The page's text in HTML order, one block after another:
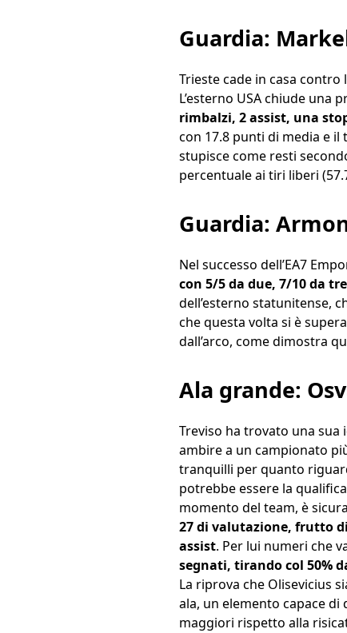
Guardia:
Trieste cade in casa
L’esterno USA chiude una
rimbalzi, 2 assist, una
con 17.8 punti di media e
stupisce come resti
percentuale ai tiri liberi
Guardia:
Nel successo dell’EA7
con 5/5 da due, 7/10 da
dell’esterno statunitense,
che questa volta si è
dall’arco, come dimostra
Ala grande:
Treviso ha trovato una sua
ambire a un campionato
tranquilli per quanto
potrebbe essere la
momento del team, è
27 di valutazione, frutto
assist. Per lui numeri che
segnati, tirando col 50%
La riprova che Olisevicius
ala, un elemento capace
maggiori rispetto alla